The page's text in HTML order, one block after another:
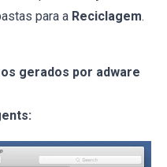
para a Reciclagem.
gerados por adware